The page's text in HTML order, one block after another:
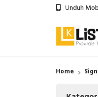
Unduh
Home